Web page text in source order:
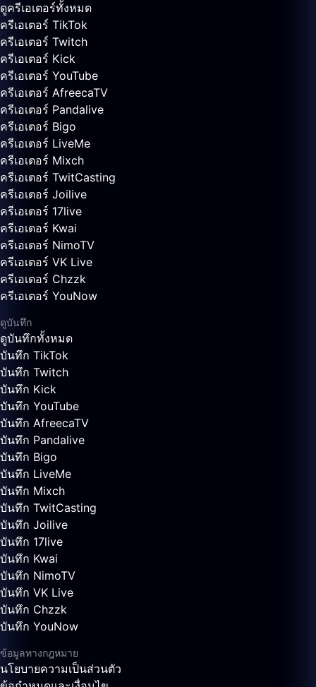
ดูครีเอเตอร์ทั้งหมด
ครีเอเตอร์ TikTok
ครีเอเตอร์ Twitch
ครีเอเตอร์ Kick
ครีเอเตอร์ YouTube
ครีเอเตอร์ AfreecaTV
ครีเอเตอร์ Pandalive
ครีเอเตอร์ Bigo
ครีเอเตอร์ LiveMe
ครีเอเตอร์ Mixch
ครีเอเตอร์ TwitCasting
ครีเอเตอร์ Joilive
ครีเอเตอร์ 17live
ครีเอเตอร์ Kwai
ครีเอเตอร์ NimoTV
ครีเอเตอร์ VK Live
ครีเอเตอร์ Chzzk
ครีเอเตอร์ YouNow
ดูบันทึก
ดูบันทึกทั้งหมด
บันทึก TikTok
บันทึก Twitch
บันทึก Kick
บันทึก YouTube
บันทึก AfreecaTV
บันทึก Pandalive
บันทึก Bigo
บันทึก LiveMe
บันทึก Mixch
บันทึก TwitCasting
บันทึก Joilive
บันทึก 17live
บันทึก Kwai
บันทึก NimoTV
บันทึก VK Live
บันทึก Chzzk
บันทึก YouNow
ข้อมูลทางกฎหมาย
นโยบายความเป็นส่วนตัว